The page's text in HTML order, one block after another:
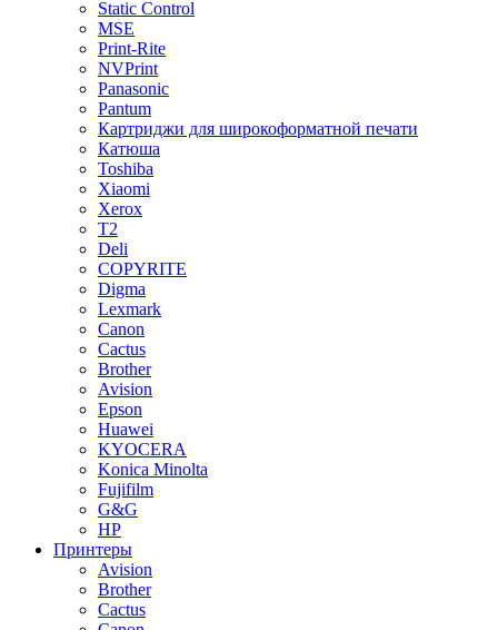
Static Control
MSE
Print-Rite
NVPrint
Panasonic
Pantum
Картриджи для широкоформатной печати
Катюша
Toshiba
Xiaomi
Xerox
T2
Deli
COPYRITE
Digma
Lexmark
Canon
Cactus
Brother
Avision
Epson
Huawei
KYOCERA
Konica Minolta
Fujifilm
G&G
HP
Принтеры
Avision
Brother
Cactus